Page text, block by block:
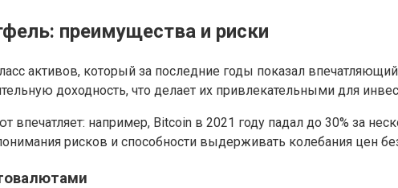
преимущества и риски
активов, который за последние годы показал
доходность, что делает их привлекательными для
впечатляет: например, Bitcoin в 2021 году падал до 30% за
рисков и способности выдерживать колебания цен